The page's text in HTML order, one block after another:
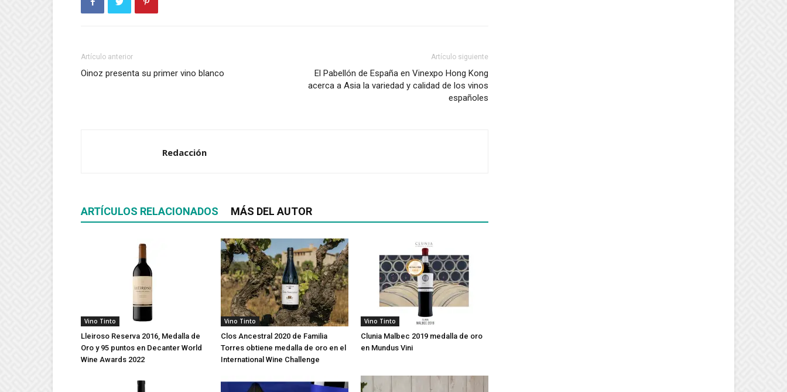
Artículo anterior
Oinoz presenta su primer vino blanco
Artículo siguiente
El Pabellón de España en Vinexpo Hong Kong
acerca a Asia la variedad y calidad de los vinos
españoles
Redacción
ARTÍCULOS RELACIONADOS MÁS DEL AUTOR
Vino Tinto
Lleiroso Reserva 2016, Medalla de
Oro y 95 puntos en Decanter World
Wine Awards 2022
Vino Tinto
Clos Ancestral 2020 de Familia
Torres obtiene medalla de oro en el
International Wine Challenge
Vino Tinto
Clunia Malbec 2019 medalla de oro
en Mundus Vini